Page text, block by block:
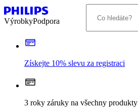
VýrobkyPodpora
Získejte 10% slevu za registraci
3 roky záruky na všechny produkty